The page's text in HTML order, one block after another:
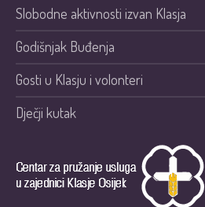
Slobodne aktivnosti izvan Klasja
Godišnjak Buđenja
Gosti u Klasju i volonteri
Dječji kutak